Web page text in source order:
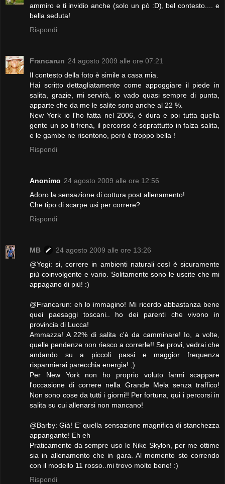
ammiro e ti invidio anche (solo un pò :D), bel contesto.... e
bella seduta!
Rispondi
Francarun 24 agosto 2009 alle ore 07:21
Il contesto della foto è simile a casa mia.
Hai scritto dettagliatamente come appoggiare il piede in
salita, grazie, mi servirà, io vado quasi sempre di punta,
apparte che da me le salite sono anche al 22 %.
New York io l'ho fatta nel 2006, è dura e poi tutta quella
gente un po ti frena, il percorso è soprattutto in falza salita,
e le gambe ne risentono, però è troppo bella !
Rispondi
Anonimo 24 agosto 2009 alle ore 12:56
Adoro la sensazione di cottura post allenamento!
Che tipo di scarpe usi per correre?
Rispondi
MB
24 agosto 2009 alle ore 13:26
@Yogi: si, correre in ambienti naturali così è sicuramente
più coinvolgente e vario. Solitamente sono le uscite che mi
appagano di più! :)
@Francarun: eh lo immagino! Mi ricordo abbastanza bene
quei paesaggi toscani.. ho dei parenti che vivono in
provincia di Lucca!
Ammazza! A 22% di salita c'è da camminare! Io, a volte,
quelle pendenze non riesco a correrle!! Se provi, vedrai che
andando su a piccoli passi e maggior frequenza
risparmierai parecchia energia! ;)
Per New York non ho proprio voluto farmi scappare
l'occasione di correre nella Grande Mela senza traffico!
Non sono cose da tutti i giorni!! Per fortuna, qui i percorsi in
salita su cui allenarsi non mancano!
@Barby: Già! E' quella sensazione magnifica di stanchezza
appangante! Eh eh
Praticamente da sempre uso le Nike Skylon, per me ottime
sia in allenamento che in gara. Al momento sto correndo
con il modello 11 rosso..mi trovo molto bene! :)
Rispondi